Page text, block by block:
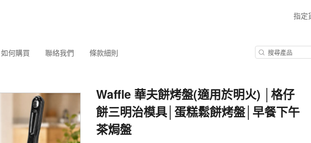
指定
如何購買 聯絡我們 條款細則
Waffle 華夫餅烤盤(適用於明火) │格仔
餅三明治模具│蛋糕鬆餅烤盤│早餐下午
茶焗盤